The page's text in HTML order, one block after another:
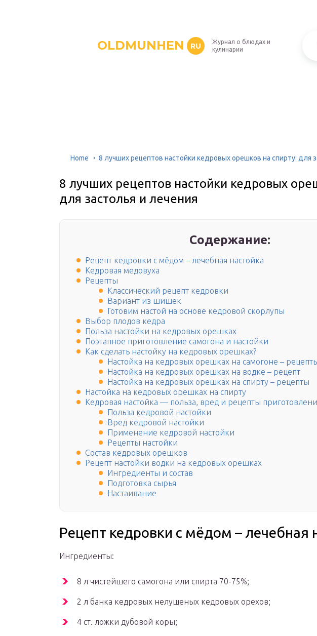
OLDMUNHEN RU
Журнал о блюдах и
кулинарии
Home 8 лучших рецептов настойки кедровых орешков на спирту: для
8 лучших рецептов настойки кедровых
для застолья и лечения
Содержание:
Рецепт кедровки с мёдом – лечебная настойка
Кедровая медовуха
Рецепты
Классический рецепт кедровки
Вариант из шишек
Готовим настой на основе кедровой скорлупы
Выбор плодов кедра
Польза настойки на кедровых орешках
Поэтапное приготовление самогона и настойки
Как сделать настойку на кедровых орешках?
Настойка на кедровых орешках на самогоне –
Настойка на кедровых орешках на водке – рецепт
Настойка на кедровых орешках на спирту – рецепты
Настойка на кедровых орешках на спирту
Кедровая настойка — польза, вред и рецепты
Польза кедровой настойки
Вред кедровой настойки
Применение кедровой настойки
Рецепты настойки
Состав кедровых орешков
Рецепт настойки водки на кедровых орешках
Ингредиенты и состав
Подготовка сырья
Настаивание
Рецепт кедровки с мёдом – лечебная
Ингредиенты:
8 л чистейшего самогона или спирта 70-75%;
2 л банка кедровых нелущеных кедровых орехов;
4 ст. ложки дубовой коры;